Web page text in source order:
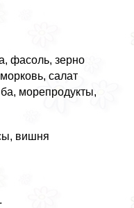
фасоль, зерно
салат
морепродукты,
вишня